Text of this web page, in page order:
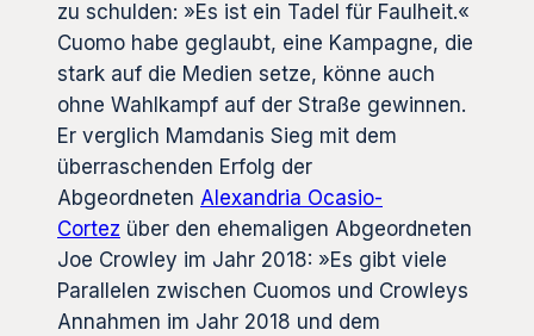
zu schulden: »Es ist ein Tadel für Faulheit.«
Cuomo habe geglaubt, eine Kampagne, die
stark auf die Medien setze, könne auch
ohne Wahlkampf auf der Straße gewinnen.
Er verglich Mamdanis Sieg mit dem
überraschenden Erfolg der
Abgeordneten Alexandria Ocasio-
Cortez über den ehemaligen Abgeordneten
Joe Crowley im Jahr 2018: »Es gibt viele
Parallelen zwischen Cuomos und Crowleys
Annahmen im Jahr 2018 und dem